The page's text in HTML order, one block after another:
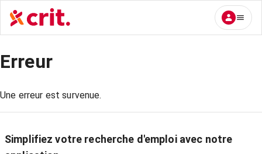
Erreur
Une erreur est survenue.
Simplifiez votre recherche d'emploi avec notre